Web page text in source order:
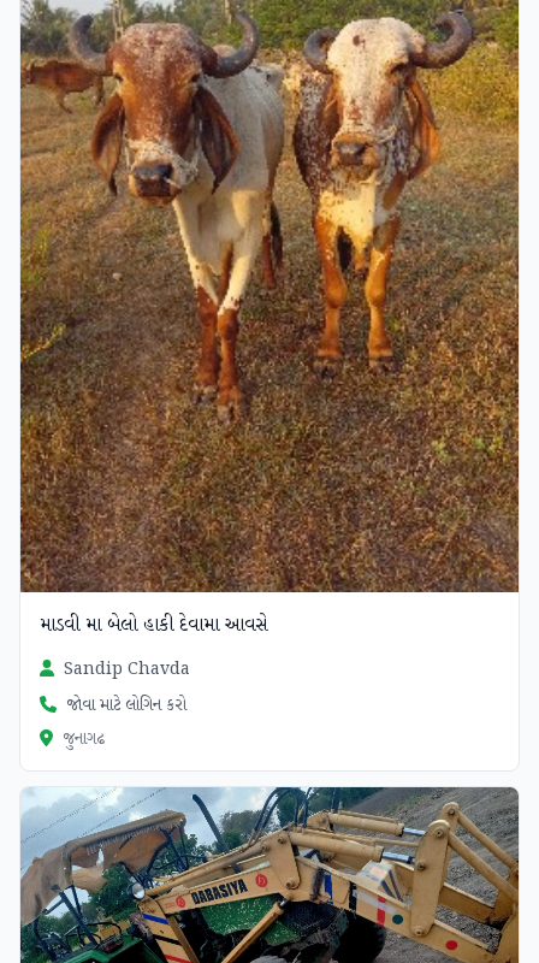
માડવી મા બેલો હાકી દેવામા આવસે
Sandip Chavda
જોવા માટે લોગિન કરો
જુનાગઢ